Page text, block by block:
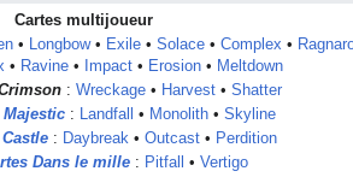
Cartes multijoueur
• Longbow• Exile • Solace • Complex •
• Ravine • Impact • Erosion • Meltdown
: Wreckage • Harvest • Shatter
Majestic : Landfall • Monolith • Skyline
: Daybreak • Outcast • Perdition
Dans le mille: Pitfall • Vertigo